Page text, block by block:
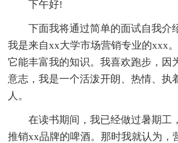
下午好!
下面我将通过简单的面试自我介
我是来自xx大学市场营销专业的xxx
它能丰富我的知识。我喜欢跑步，因
意志，我是一个活泼开朗、热情、执
人。
在读书期间，我已经做过暑期工
推销xx品牌的啤酒。那时我就认为，